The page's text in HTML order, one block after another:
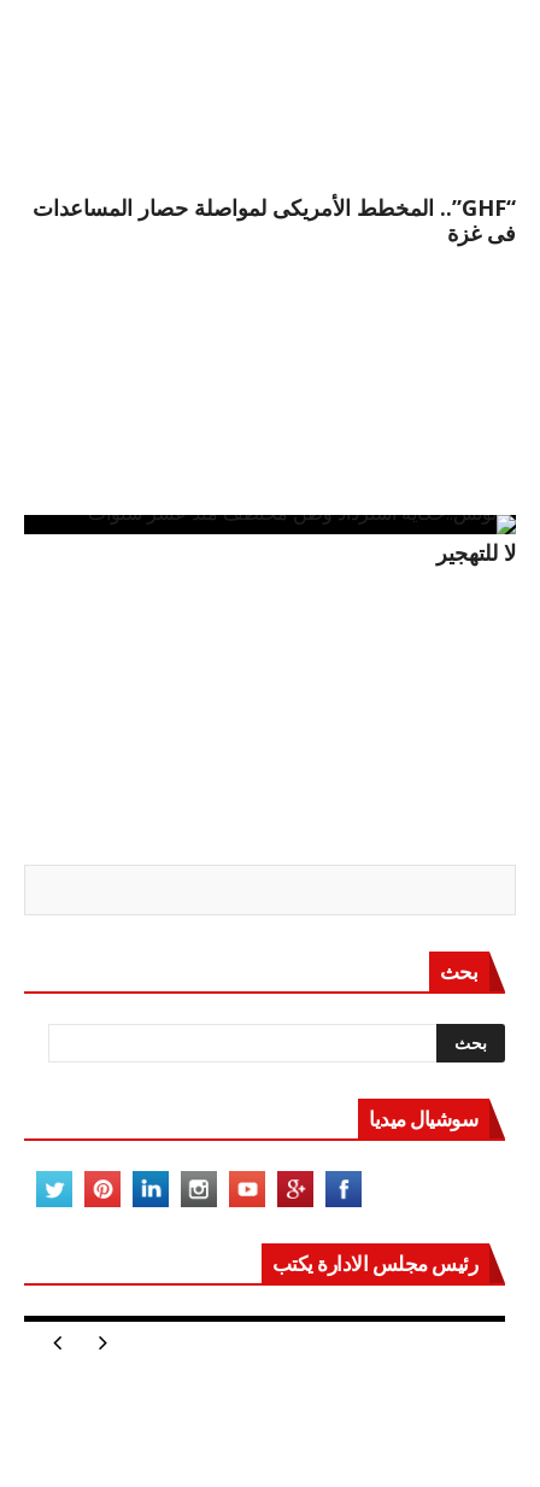
“GHF”.. المخطط الأمريكى لمواصلة حصار المساعدات
فى غزة
لا للتهجير
بحث
سوشيال ميديا
رئيس مجلس الادارة يكتب
مصر تعيد للعالم اتزانه